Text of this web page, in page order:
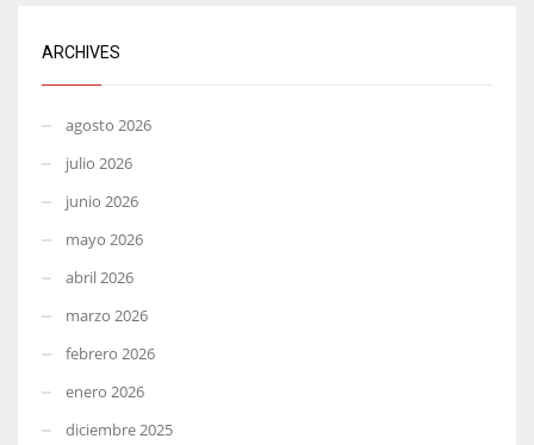
ARCHIVES
agosto 2026
julio 2026
junio 2026
mayo 2026
abril 2026
marzo 2026
febrero 2026
enero 2026
diciembre 2025